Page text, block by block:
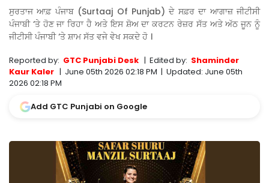
ਸੁਰਤਾਜ ਆਫ਼ ਪੰਜਾਬ (Surtaaj Of Punjab) ਦੇ ਸਫ਼ਰ ਦਾ ਆਗਾਜ਼ ਜੀਟੀਸੀ
ਪੰਜਾਬੀ ‘ਤੇ ਹੋਣ ਜਾ ਰਿਹਾ ਹੈ ਅਤੇ ਇਸ ਸ਼ੋਅ ਦਾ ਕਰਟਨ ਰੇਜ਼ਰ ਸੱਤ ਅਤੇ ਅੱਠ ਜੂਨ ਨੂੰ
ਜੀਟੀਸੀ ਪੰਜਾਬੀ ‘ਤੇ ਸ਼ਾਮ ਸੱਤ ਵਜੇ ਵੇਖ ਸਕਦੇ ਹੋ ।
Reported by: GTC Punjabi Desk | Edited by: Shaminder
Kaur Kaler | June 05th 2026 02:18 PM | Updated: June 05th
2026 02:18 PM
Add GTC Punjabi on Google